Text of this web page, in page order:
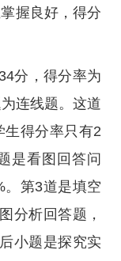
握良好，得分
分，得分率为
连线题。这道
生得分率只有2
是看图回答问
。第3道是填空
分析回答题，
小题是探究实